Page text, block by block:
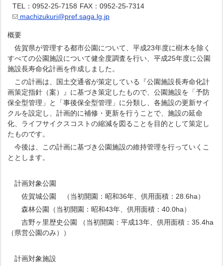
TEL：0952-25-7158 FAX：0952-25-7314
machizukuri@pref.saga.lg.jp
概要
佐賀県が管理する都市公園について、平成23年度に樹木を除く
すべての公園施設について健全度調査を行い、平成25年度に公園
施設長寿命化計画を作成しました。
この計画は、国土交通省が策定している『公園施設長寿命化計
画策定指針（案）』に基づき策定したもので、公園施設を「予防
保全型管理」と「事後保全型管理」に分類し、各施設の更新サイ
クルを設定し、計画的に補修・更新を行うことで、施設の延命
化、ライフサイクスコストの縮減を図ることを目的として策定し
たものです。
今後は、この計画に基づき公園施設の維持管理を行っていくこ
ととします。
計画対象公園
佐賀城公園 （当初開園：昭和36年、供用面積：28.6ha）
森林公園（当初開園：昭和43年、供用面積：40.0ha）
吉野ヶ里歴史公園 （当初開園：平成13年、供用面積：35.4ha
（県営公園のみ））
計画対象施設